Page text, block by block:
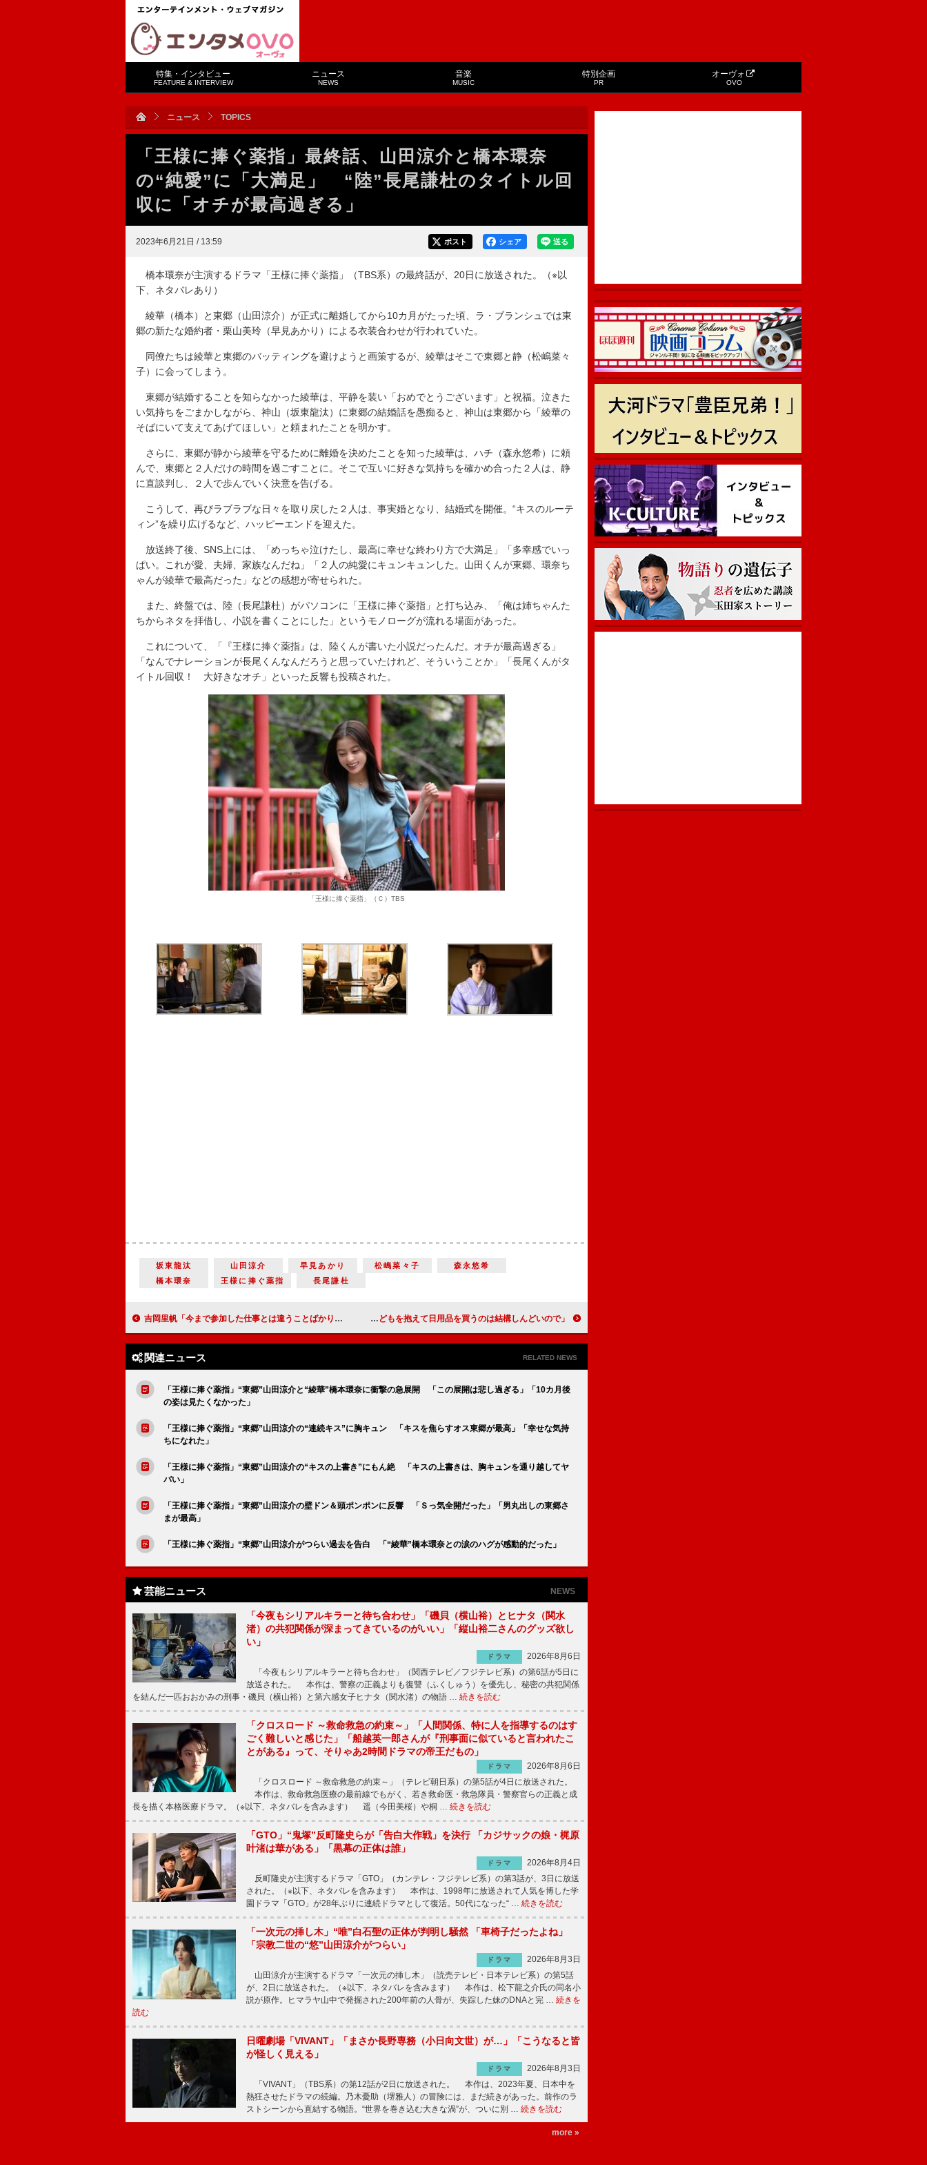
特集・インタビュー
FEATURE & INTERVIEW
ニュース
NEWS
音楽
MUSIC
特別企画
PR
オーヴォ
OVO
ニュース TOPICS
「王様に捧ぐ薬指」最終話、山田涼介と橋本環奈
の“純愛”に「大満足」 “陸”長尾謙杜のタイトル回
収に「オチが最高過ぎる」
2023年6月21日 / 13:59 送る
シェア
ポスト
橋本環奈が主演するドラマ「王様に捧ぐ薬指」（TBS系）の最終話が、20日に放送された。（※以
下、ネタバレあり）
綾華（橋本）と東郷（山田涼介）が正式に離婚してから10カ月がたった頃、ラ・ブランシュでは東
郷の新たな婚約者・栗山美玲（早見あかり）による衣装合わせが行われていた。
同僚たちは綾華と東郷のバッティングを避けようと画策するが、綾華はそこで東郷と静（松嶋菜々
子）に会ってしまう。
東郷が結婚することを知らなかった綾華は、平静を装い「おめでとうございます」と祝福。泣きた
い気持ちをごまかしながら、神山（坂東龍汰）に東郷の結婚話を愚痴ると、神山は東郷から「綾華の
そばにいて支えてあげてほしい」と頼まれたことを明かす。
さらに、東郷が静から綾華を守るために離婚を決めたことを知った綾華は、ハチ（森永悠希）に頼
んで、東郷と２人だけの時間を過ごすことに。そこで互いに好きな気持ちを確かめ合った２人は、静
に直談判し、２人で歩んでいく決意を告げる。
こうして、再びラブラブな日々を取り戻した２人は、事実婚となり、結婚式を開催。“キスのルーテ
ィン”を繰り広げるなど、ハッピーエンドを迎えた。
放送終了後、SNS上には、「めっちゃ泣けたし、最高に幸せな終わり方で大満足」「多幸感でいっ
ぱい。これが愛、夫婦、家族なんだね」「２人の純愛にキュンキュンした。山田くんが東郷、環奈ち
ゃんが綾華で最高だった」などの感想が寄せられた。
また、終盤では、陸（長尾謙杜）がパソコンに「王様に捧ぐ薬指」と打ち込み、「俺は姉ちゃんた
ちからネタを拝借し、小説を書くことにした」というモノローグが流れる場面があった。
これについて、「『王様に捧ぐ薬指』は、陸くんが書いた小説だったんだ。オチが最高過ぎる」
「なんでナレーションが長尾くんなんだろうと思っていたけれど、そういうことか」「長尾くんがタ
イトル回収！ 大好きなオチ」といった反響も投稿された。
「王様に捧ぐ薬指」（Ｃ）TBS
坂東龍汰 山田涼介 早見あかり 松嶋菜々子
森永悠希
橋本環奈
王様に捧ぐ薬指 長尾謙杜
吉岡里帆「今まで参加した仕事とは違うことばかり」 新しいものを作る現場は「魔法みたいな時間」 第１子出産の戸田恵梨香、ネット通販Amazonを愛用 「子どもを抱えて日用品を買うのは結構しんどいので」
関連ニュース RELATED NEWS
「王様に捧ぐ薬指」“東郷”山田涼介と“綾華”橋本環奈に衝撃の急展開 「この展開は悲し過ぎる」「10カ月後
の姿は見たくなかった」
「王様に捧ぐ薬指」“東郷”山田涼介の“連続キス”に胸キュン 「キスを焦らすオス東郷が最高」「幸せな気持
ちになれた」
「王様に捧ぐ薬指」“東郷”山田涼介の“キスの上書き”にもん絶 「キスの上書きは、胸キュンを通り越してヤ
バい」
「王様に捧ぐ薬指」“東郷”山田涼介の壁ドン＆頭ポンポンに反響 「Ｓっ気全開だった」「男丸出しの東郷さ
まが最高」
「王様に捧ぐ薬指」“東郷”山田涼介がつらい過去を告白 「“綾華”橋本環奈との涙のハグが感動的だった」
芸能ニュース NEWS
「今夜もシリアルキラーと待ち合わせ」「磯貝（横山裕）とヒナタ（関水
渚）の共犯関係が深まってきているのがいい」「縦山裕二さんのグッズ欲し
い」
ドラマ
2026年8月6日
「今夜もシリアルキラーと待ち合わせ」（関西テレビ／フジテレビ系）の第6話が5日に
放送された。 本作は、警察の正義よりも復讐（ふくしゅう）を優先し、秘密の共犯関係
を結んだ一匹おおかみの刑事・磯貝（横山裕）と第六感女子ヒナタ（関水渚）の物語 … 続きを読む
「クロスロード ～救命救急の約束～」「人間関係、特に人を指導するのはす
ごく難しいと感じた」「船越英一郎さんが『刑事面に似ていると言われたこ
とがある』って、そりゃあ2時間ドラマの帝王だもの」
ドラマ
2026年8月6日
「クロスロード ～救命救急の約束～」（テレビ朝日系）の第5話が4日に放送された。
本作は、救命救急医療の最前線でもがく、若き救命医・救急隊員・警察官らの正義と成
長を描く本格医療ドラマ。（※以下、ネタバレを含みます） 遥（今田美桜）や桐 … 続きを読む
「GTO」“鬼塚”反町隆史らが「告白大作戦」を決行 「カジサックの娘・梶原
叶渚は華がある」「黒幕の正体は誰」
ドラマ
2026年8月4日
反町隆史が主演するドラマ「GTO」（カンテレ・フジテレビ系）の第3話が、3日に放送
された。（※以下、ネタバレを含みます） 本作は、1998年に放送されて人気を博した学
園ドラマ「GTO」が28年ぶりに連続ドラマとして復活。50代になった“ … 続きを読む
「一次元の挿し木」“唯”白石聖の正体が判明し騒然 「車椅子だったよね」
「宗教二世の“悠”山田涼介がつらい」
ドラマ
2026年8月3日
山田涼介が主演するドラマ「一次元の挿し木」（読売テレビ・日本テレビ系）の第5話
が、2日に放送された。（※以下、ネタバレを含みます） 本作は、松下龍之介氏の同名小
説が原作。ヒマラヤ山中で発掘された200年前の人骨が、失踪した妹のDNAと完 … 続きを
読む
日曜劇場「VIVANT」「まさか長野専務（小日向文世）が…」「こうなると皆
が怪しく見える」
ドラマ
2026年8月3日
「VIVANT」（TBS系）の第12話が2日に放送された。 本作は、2023年夏、日本中を
熱狂させたドラマの続編。乃木憂助（堺雅人）の冒険には、まだ続きがあった。前作のラ
ストシーンから直結する物語。“世界を巻き込む大きな渦”が、ついに別 … 続きを読む
more »